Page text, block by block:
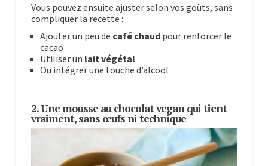
Vous pouvez ensuite ajuster selon vos goûts, sans
compliquer la recette :
Ajouter un peu de café chaudpour renforcer le
cacao
Utiliser un lait végétal
Ou intégrer une touche d’alcool
2. Une mousse au chocolat vegan qui tient
vraiment, sans œufs ni technique